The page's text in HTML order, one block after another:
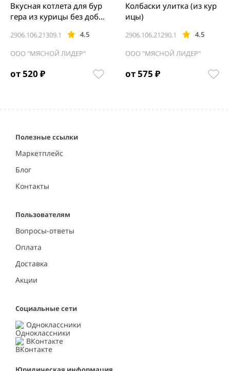
от 520 ₽
2906.106.21309.1 4.5
Вкусная котлета для бур
гера из курицы без доба
ООО "МЯСНОЙ ЛИДЕР"
от 575 ₽
2906.106.21290.1 4.5
Колбаски улитка (из кур
ицы)
ООО "МЯСНОЙ ЛИДЕР"
5
Полезные ссылки
Маркетплейс
Блог
Контакты
Пользователям
Вопросы-ответы
Оплата
Доставка
Акции
Социальные сети
Одноклассники
ВКонтакте